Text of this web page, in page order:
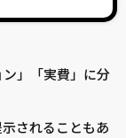
」「実費」に分
されることもあ